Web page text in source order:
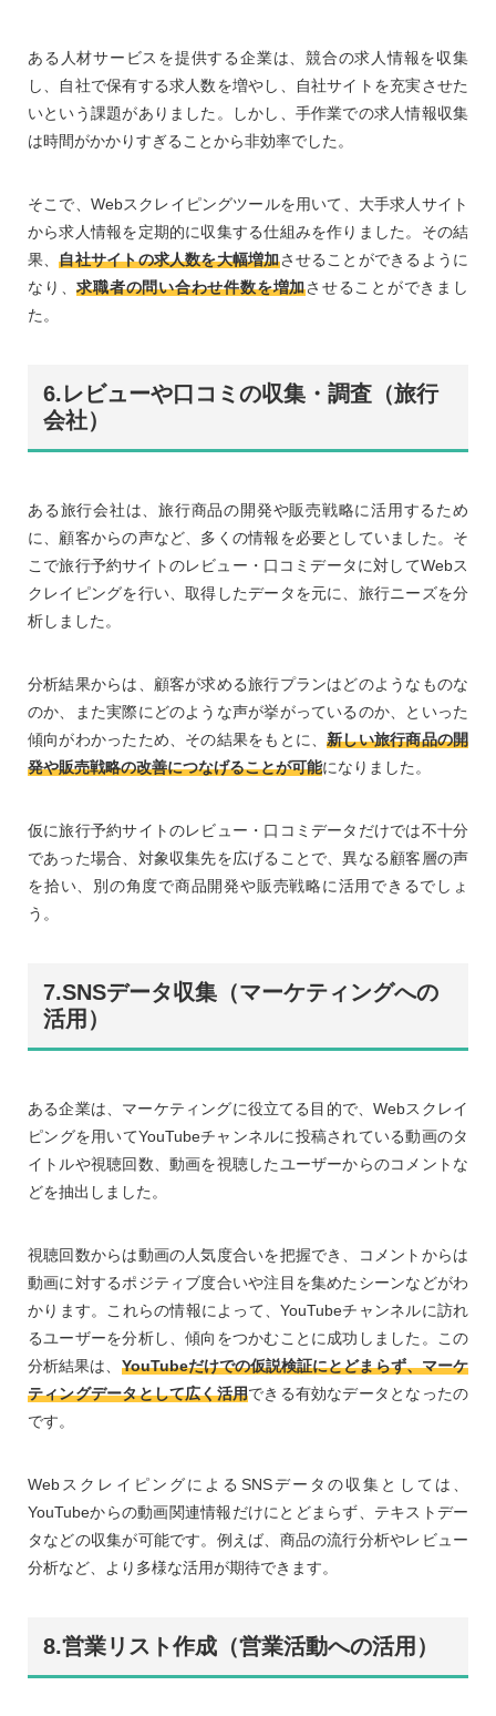
ある人材サービスを提供する企業は、競合の求人情報を収集
し、自社で保有する求人数を増やし、自社サイトを充実させた
いという課題がありました。しかし、手作業での求人情報収集
は時間がかかりすぎることから非効率でした。
そこで、Webスクレイピングツールを用いて、大手求人サイト
から求人情報を定期的に収集する仕組みを作りました。その結
果、自社サイトの求人数を大幅増加させることができるように
なり、求職者の問い合わせ件数を増加させることができまし
た。
6.レビューや口コミの収集・調査（旅行
会社）
ある旅行会社は、旅行商品の開発や販売戦略に活用するため
に、顧客からの声など、多くの情報を必要としていました。そ
こで旅行予約サイトのレビュー・口コミデータに対してWebス
クレイピングを行い、取得したデータを元に、旅行ニーズを分
析しました。
分析結果からは、顧客が求める旅行プランはどのようなものな
のか、また実際にどのような声が挙がっているのか、といった
傾向がわかったため、その結果をもとに、新しい旅行商品の開
発や販売戦略の改善につなげることが可能になりました。
仮に旅行予約サイトのレビュー・口コミデータだけでは不十分
であった場合、対象収集先を広げることで、異なる顧客層の声
を拾い、別の角度で商品開発や販売戦略に活用できるでしょ
う。
7.SNSデータ収集（マーケティングへの
活用）
ある企業は、マーケティングに役立てる目的で、Webスクレイ
ピングを用いてYouTubeチャンネルに投稿されている動画のタ
イトルや視聴回数、動画を視聴したユーザーからのコメントな
どを抽出しました。
視聴回数からは動画の人気度合いを把握でき、コメントからは
動画に対するポジティブ度合いや注目を集めたシーンなどがわ
かります。これらの情報によって、YouTubeチャンネルに訪れ
るユーザーを分析し、傾向をつかむことに成功しました。この
分析結果は、 YouTubeだけでの仮説検証にとどまらず、マーケ
ティングデータとして広く活用できる有効なデータとなったの
です。
WebスクレイピングによるSNSデータの収集としては、
YouTubeからの動画関連情報だけにとどまらず、テキストデー
タなどの収集が可能です。例えば、商品の流行分析やレビュー
分析など、より多様な活用が期待できます。
8.営業リスト作成（営業活動への活用）